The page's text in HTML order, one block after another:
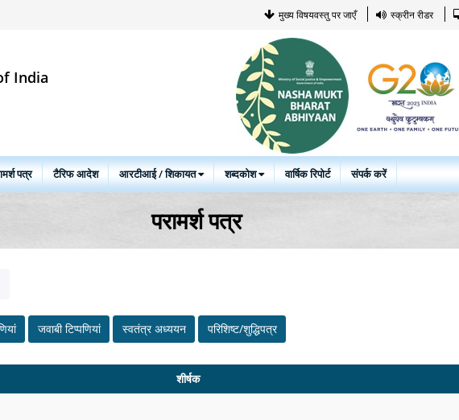
मुख्य विषयवस्तु पर जाएँ स्क्रीन रीडर
India
पत्र टैरिफ आदेश आरटीआई / शिकायत शब्दकोश वार्षिक रिपोर्ट संपर्क करें
परामर्श पत्र
जवाबी टिप्‍पणियां स्‍वतंत्र अध्‍ययन परिशिष्ट/शुद्धिपत्र
शीर्षक